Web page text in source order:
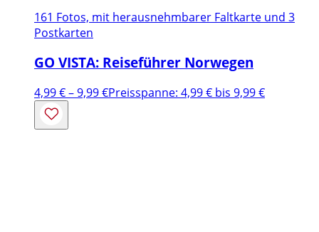
161 Fotos, mit herausnehmbarer Faltkarte und 3
Postkarten
GO VISTA: Reiseführer Norwegen
4,99€–9,99€Preisspanne: 4,99 € bis 9,99 €